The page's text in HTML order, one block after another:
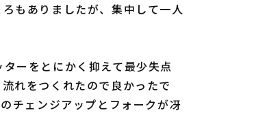
もありましたが、集中して一人
ーをとにかく抑えて最少失点
れをつくれたので良かったで
チェンジアップとフォークが冴